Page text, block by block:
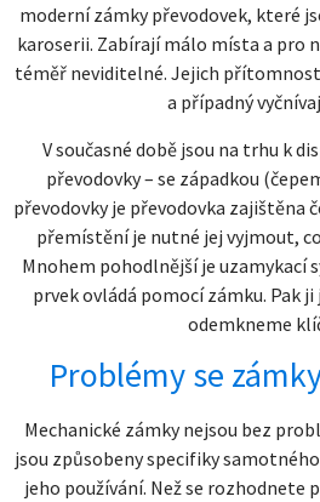
moderní zámky převodovek, které
karoserii. Zabírají málo místa a pro
téměř neviditelné. Jejich
a případný
V současné době jsou na trhu k
převodovky – se západkou
převodovky je převodovka zajištěna
přemístění je nutné jej vyjmout,
Mnohem pohodlnější je uzamykací
prvek ovládá pomocí zámku. Pak
odemkneme
Problémy se
Mechanické zámky nejsou bez
jsou způsobeny specifiky
jeho používání. Než se rozhodnete